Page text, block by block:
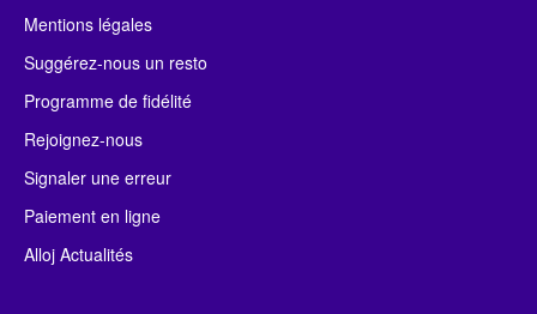
Mentions légales
Suggérez-nous un resto
Programme de fidélité
Rejoignez-nous
Signaler une erreur
Paiement en ligne
Alloj Actualités